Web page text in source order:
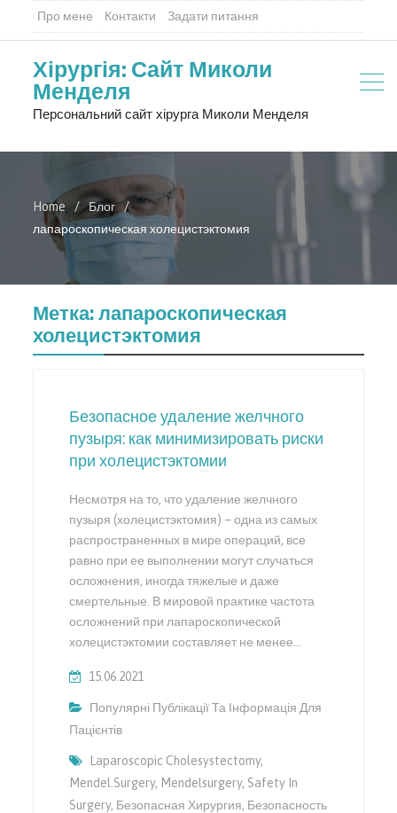
Про мене Контакти Задати питання
Хірургія: Сайт Миколи
Менделя
Персональний сайт хірурга Миколи Менделя
Home
Блог
лапароскопическая холецистэктомия
Метка:лапароскопическая
холецистэктомия
Безопасное удаление желчного
пузыря: как минимизировать риски
при холецистэктомии
Несмотря на то, что удаление желчного
пузыря (холецистэктомия) – одна из самых
распространенных в мире операций, все
равно при ее выполнении могут случаться
осложнения, иногда тяжелые и даже
смертельные. В мировой практике частота
осложнений при лапароскопической
холецистэктомии составляет не менее…
15.06.2021
Популярні Публікації Та Інформація Для
Пацієнтів
Laparoscopic Cholesystectomy,
Mendel.surgery, Mendelsurgery, Safety In
Surgery, Безопасная Хирургия, Безопасность